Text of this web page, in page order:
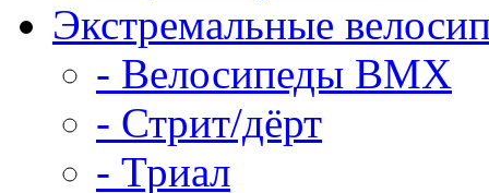
Экстремальные
- Велосипеды BMX
- Стрит/дёрт
- Триал